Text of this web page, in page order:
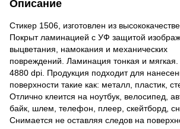
Описание
Стикер 1506, изготовлен из
Покрыт ламинацией с УФ защитой
выцветания, намокания и механических
повреждений. Ламинация тонкая и мягкая.
4880 dpi. Продукция подходит для
поверхности такие как: металл, пластик,
Отлично клеится на ноутбук, велосипед,
байк, шлем, телефон, плеер, скейтборд,
Снимается не оставляя следов на